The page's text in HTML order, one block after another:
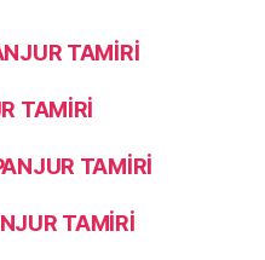
TAMİRİ
TAMİRİ
TAMİRİ
TAMİRİ